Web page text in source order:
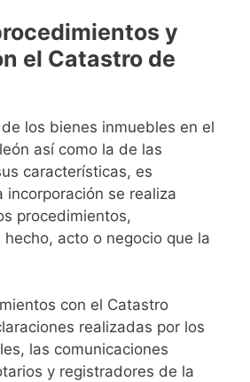
y
el Catastro de
los bienes inmuebles en el
así como la de las
características, es
incorporación se realiza
procedimientos,
acto o negocio que la
con el Catastro
realizadas por los
las comunicaciones
y registradores de la